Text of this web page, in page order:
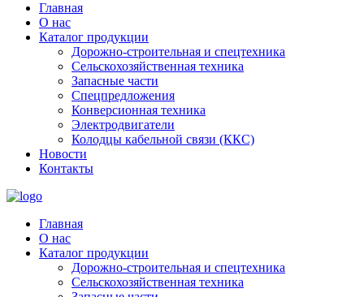
Главная
О нас
Каталог продукции
Дорожно-строительная и спецтехника
Сельскохозяйственная техника
Запасные части
Спецпредложения
Конверсионная техника
Электродвигатели
Колодцы кабельной связи (ККС)
Новости
Контакты
Главная
О нас
Каталог продукции
Дорожно-строительная и спецтехника
Сельскохозяйственная техника